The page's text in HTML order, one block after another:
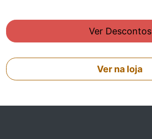
Ver Descontos
Ver na loja